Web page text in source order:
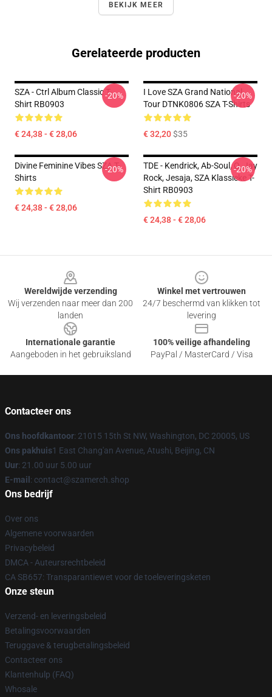
BEKIJK MEER
Gerelateerde producten
SZA - Ctrl Album Classic T-
Shirt RB0903
€ 24,38 - € 28,06
-20%
I Love SZA Grand National
Tour DTNK0806 SZA T-Shirts
€ 32,20$35
-20%
Divine Feminine Vibes SZA T-
Shirts
€ 24,38 - € 28,06
-20%
TDE - Kendrick, Ab-Soul, Q, Jay
Rock, Jesaja, SZA Klassieke T-
Shirt RB0903
€ 24,38 - € 28,06
-20%
Wereldwijde verzending
Wij verzenden naar meer dan 200
landen
Winkel met vertrouwen
24/7 beschermd van klikken tot
levering
Internationale garantie
Aangeboden in het gebruiksland
100% veilige afhandeling
PayPal / MasterCard / Visa
Contacteer ons
Ons hoofdkantoor: 21015 15th St NW, Washington, DC 20005, US
Ons pakhuis1 East Chang'an Avenue, Atushi, Beijing, CN
Uur: 21.00 uur 5.00 uur
E-mail : contact@szamerch.shop
Ons bedrijf
Over ons
Algemene voorwaarden
Privacybeleid
DMCA - Auteursrechtbeleid
CA SB657: Transparantiewet voor de toeleveringsketen
Onze steun
Verzend- en leveringsbeleid
Betalingsvoorwaarden
Teruggave & terugbetalingsbeleid
Contacteer ons
Klantenhulp (FAQ)
Whosale